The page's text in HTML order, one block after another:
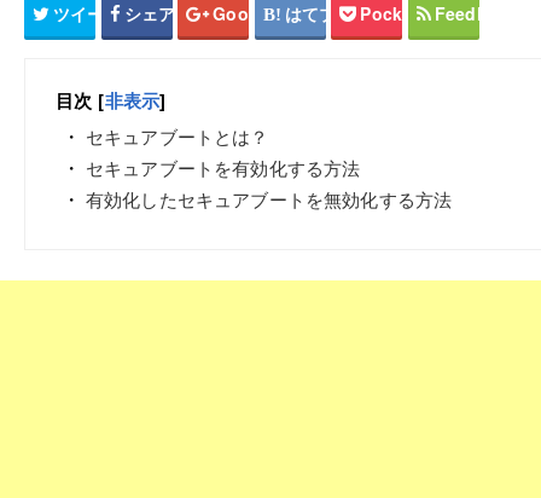
ツイート シェア Google+ はてブ Pocket Feedly
目次 [非表示]
セキュアブートとは？
セキュアブートを有効化する方法
有効化したセキュアブートを無効化する方法